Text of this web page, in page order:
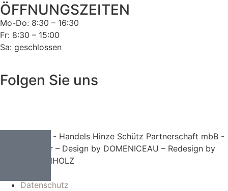
ÖFFNUNGSZEITEN
Mo-Do: 8:30 – 16:30
Fr: 8:30 – 15:00
Sa: geschlossen
Folgen Sie uns
© 2024 HHS - Handels Hinze Schütz Partnerschaft mbB -
Steuerberater – Design by DOMENICEAU – Redesign by
BAUER:BUCHHOLZ
Datenschutz